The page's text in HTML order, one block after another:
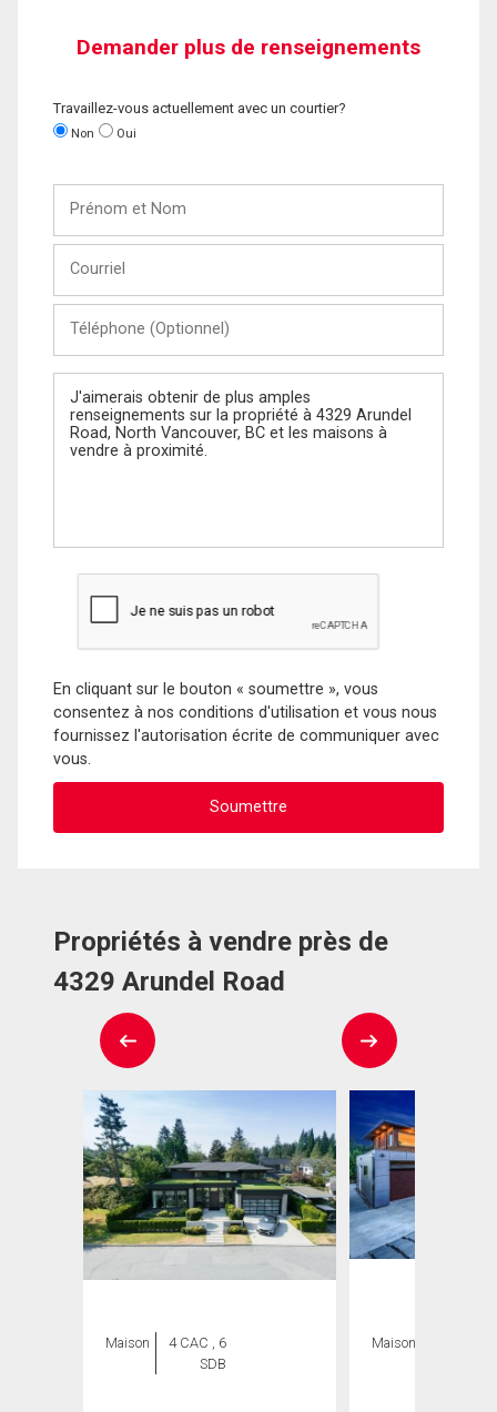
Demander plus de renseignements
Travaillez-vous actuellement avec un courtier?
Non Oui
Nom
(Optionnel)
Message
En cliquant sur le bouton « soumettre », vous
consentez à nos conditions d'utilisation et vous nous
fournissez l'autorisation écrite de communiquer avec
vous.
Propriétés à vendre près de
4329 Arundel Road
Maison
4 CAC , 6
SDB
Maison